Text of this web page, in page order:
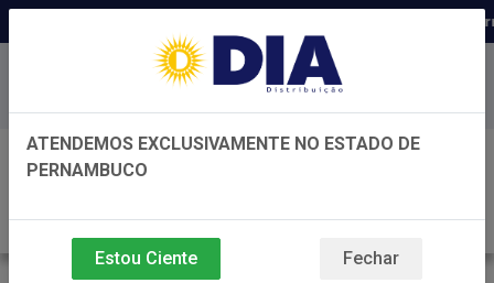
Distribuidora há 22 anos em
Baixe já nosso APP
ATENDEMOS EXCLUSIVAMENTE NO ESTADO DE
PERNAMBUCO
Estou Ciente Fechar